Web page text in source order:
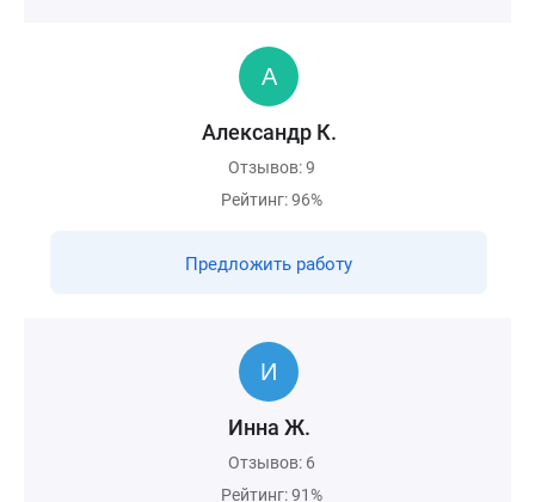
Александр К.
Отзывов: 9
Рейтинг: 96%
Предложить работу
Инна Ж.
Отзывов: 6
Рейтинг: 91%